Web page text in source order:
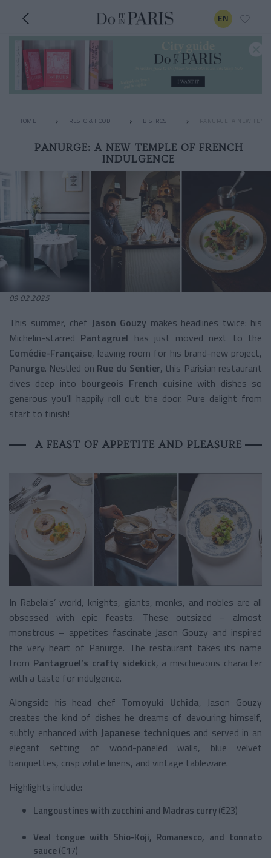
EN
HOME RESTO & FOOD BISTROS PANURGE: A NEW
PANURGE: A NEW TEMPLE OF FRENCH
INDULGENCE
09.02.2025
This summer, chef Jason Gouzy makes headlines twice: his
Michelin-starred Pantagruel has just moved next to the
Comédie-Française, leaving room for his brand-new project,
Panurge. Nestled on Rue du Sentier, this Parisian restaurant
dives deep into bourgeois French cuisinewith dishes so
generous you’ll happily roll out the door. Pure delight from
start to finish!
A FEAST OF APPETITE AND PLEASURE
In Rabelais’ world, knights, giants, monks, and nobles are all
obsessed with epic feasts. These outsized – almost
monstrous – appetites fascinate Jason Gouzy and inspired
the very heart of Panurge. The restaurant takes its name
from Pantagruel’s crafty sidekick, a mischievous character
with a taste for indulgence.
Alongside his head chef Tomoyuki Uchida, Jason Gouzy
creates the kind of dishes he dreams of devouring himself,
subtly enhanced with Japanese techniques and served in an
elegant setting of wood-paneled walls, blue velvet
banquettes, crisp white linens, and vintage tableware.
Highlights include:
Langoustines with zucchini and Madras curry(€23)
Veal tongue with Shio-Koji, Romanesco, and tonnato
sauce(€17)